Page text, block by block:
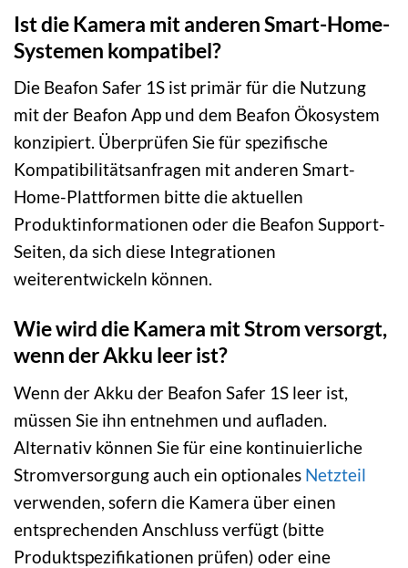
Ist die Kamera mit anderen Smart-Home-
Systemen kompatibel?
Die Beafon Safer 1S ist primär für die Nutzung
mit der Beafon App und dem Beafon Ökosystem
konzipiert. Überprüfen Sie für spezifische
Kompatibilitätsanfragen mit anderen Smart-
Home-Plattformen bitte die aktuellen
Produktinformationen oder die Beafon Support-
Seiten, da sich diese Integrationen
weiterentwickeln können.
Wie wird die Kamera mit Strom versorgt,
wenn der Akku leer ist?
Wenn der Akku der Beafon Safer 1S leer ist,
müssen Sie ihn entnehmen und aufladen.
Alternativ können Sie für eine kontinuierliche
Stromversorgung auch ein optionales Netzteil
verwenden, sofern die Kamera über einen
entsprechenden Anschluss verfügt (bitte
Produktspezifikationen prüfen) oder eine